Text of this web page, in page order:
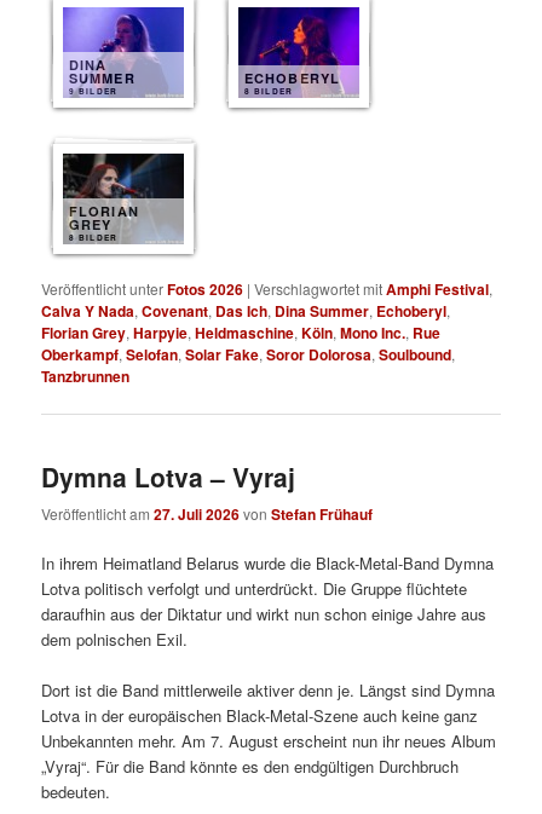
DINA
SUMMER
9 BILDER
ECHOBERYL
8 BILDER
FLORIAN
GREY
8 BILDER
Veröffentlicht unterFotos 2026 |Verschlagwortet mitAmphi Festival,
Calva Y Nada,Covenant, Das Ich, Dina Summer, Echoberyl,
Florian Grey,Harpyie,Heldmaschine,Köln,Mono Inc., Rue
Oberkampf,Selofan,Solar Fake,Soror Dolorosa,Soulbound,
Tanzbrunnen
Dymna Lotva – Vyraj
Veröffentlicht am27. Juli 2026vonStefan Frühauf
In ihrem Heimatland Belarus wurde die Black-Metal-Band Dymna
Lotva politisch verfolgt und unterdrückt. Die Gruppe flüchtete
daraufhin aus der Diktatur und wirkt nun schon einige Jahre aus
dem polnischen Exil.
Dort ist die Band mittlerweile aktiver denn je. Längst sind Dymna
Lotva in der europäischen Black-Metal-Szene auch keine ganz
Unbekannten mehr. Am 7. August erscheint nun ihr neues Album
„Vyraj“. Für die Band könnte es den endgültigen Durchbruch
bedeuten.